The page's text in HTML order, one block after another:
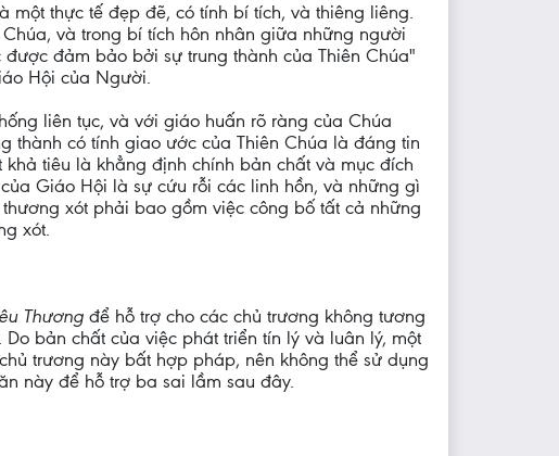
thực tế đẹp đẽ, có tính bí tích, và thiêng liêng.
và trong bí tích hôn nhân giữa những người
đảm bảo bởi sự trung thành của Thiên Chúa"
Hội của Người.
liên tục, và với giáo huấn rõ ràng của Chúa
thành có tính giao ước của Thiên Chúa là đáng tin
tiêu là khẳng định chính bản chất và mục đích
Giáo Hội là sự cứu rỗi các linh hồn, và những gì
xót phải bao gồm việc công bố tất cả những
xót.
Thương để hỗ trợ cho các chủ trương không tương
bản chất của việc phát triển tín lý và luân lý, một
trương này bất hợp pháp, nên không thể sử dụng
này để hỗ trợ ba sai lầm sau đây.